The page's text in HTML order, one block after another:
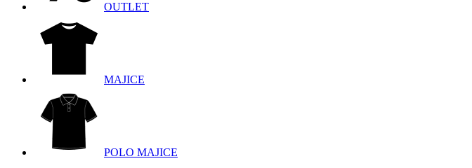
OUTLET
MAJICE
POLO MAJICE